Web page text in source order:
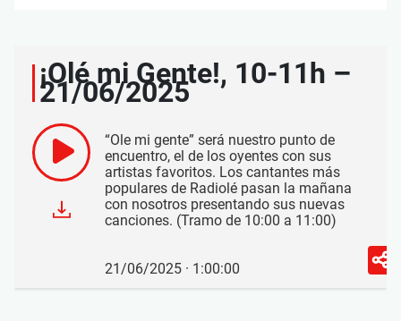
¡Olé mi Gente!, 10-11h –
21/06/2025
“Ole mi gente” será nuestro punto de
encuentro, el de los oyentes con sus
artistas favoritos. Los cantantes más
populares de Radiolé pasan la mañana
con nosotros presentando sus nuevas
canciones. (Tramo de 10:00 a 11:00)
21/06/2025 · 1:00:00